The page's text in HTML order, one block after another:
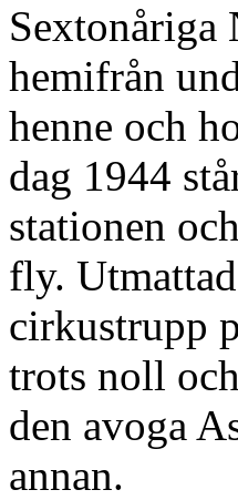
Sextonåriga
hemifrån
henne och
dag 1944
stationen
fly.
cirkustrupp
trots noll
den avoga
annan.